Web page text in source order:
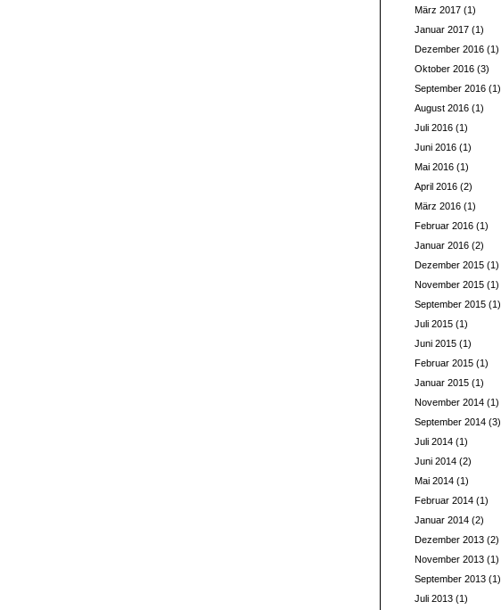
März 2017(1)
Januar 2017(1)
Dezember 2016(1)
Oktober 2016(3)
September 2016(1)
August 2016(1)
Juli 2016(1)
Juni 2016(1)
Mai 2016(1)
April 2016(2)
März 2016(1)
Februar 2016(1)
Januar 2016(2)
Dezember 2015(1)
November 2015(1)
September 2015(1)
Juli 2015(1)
Juni 2015(1)
Februar 2015(1)
Januar 2015(1)
November 2014(1)
September 2014(3)
Juli 2014(1)
Juni 2014(2)
Mai 2014(1)
Februar 2014(1)
Januar 2014(2)
Dezember 2013(2)
November 2013(1)
September 2013(1)
Juli 2013(1)